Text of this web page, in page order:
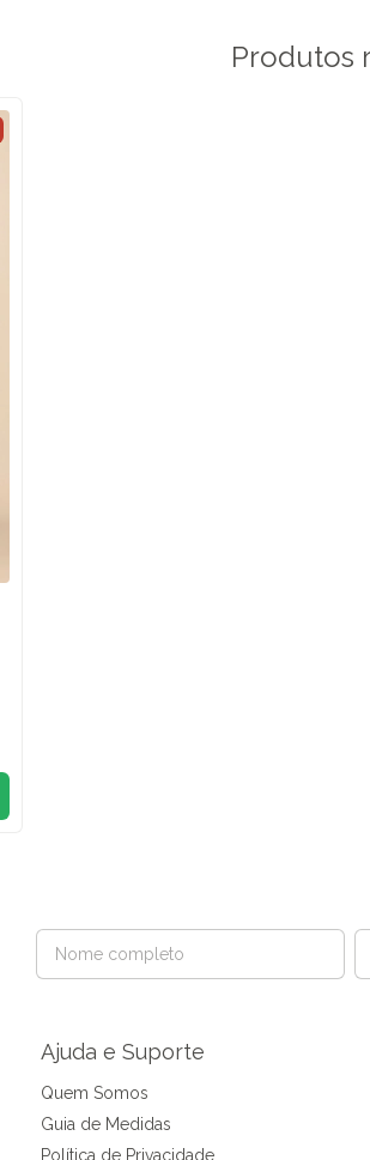
Produtos
Ajuda e Suporte
Quem Somos
Guia de Medidas
Política de Privacidade